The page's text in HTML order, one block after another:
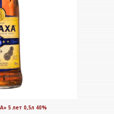
5 лет 0,5л 40%